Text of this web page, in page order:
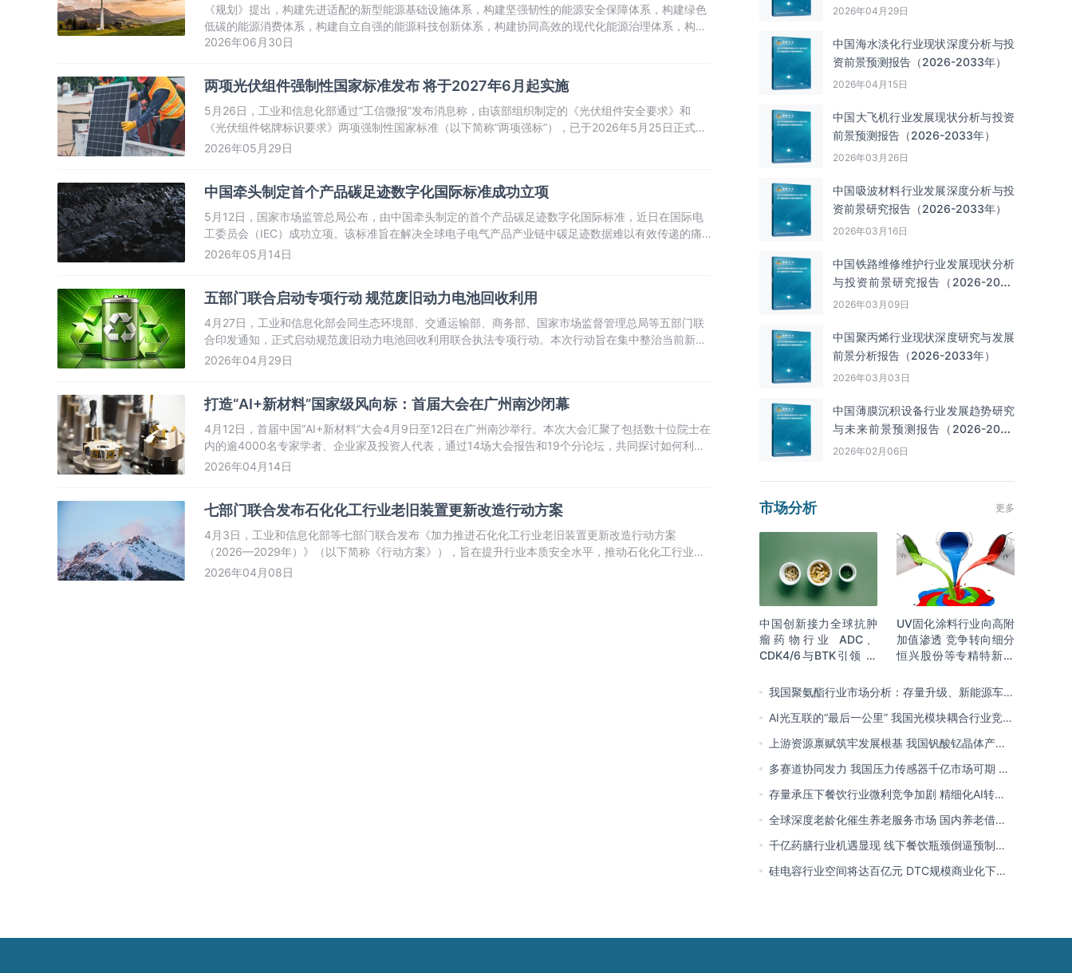
《规划》提出，构建先进适配的新型能源基础设施体系，构建坚强韧性的能源安全保障体系，构建绿色
低碳的能源消费体系，构建自立自强的能源科技创新体系，构建协同高效的现代化能源治理体系，构建
立体多元的能源国际合作体系。
2026年06月30日
两项光伏组件强制性国家标准发布 将于2027年6月起实施
5月26日，工业和信息化部通过“工信微报”发布消息称，由该部组织制定的《光伏组件安全要求》和
《光伏组件铭牌标识要求》两项强制性国家标准（以下简称“两项强标”），已于2026年5月25日正式发
布，并将于2027年6月1日起正式实施。此举将对规范光伏行业竞争秩序、推动产业升级发展发挥重要
2026年05月29日
中国牵头制定首个产品碳足迹数字化国际标准成功立项
5月12日，国家市场监管总局公布，由中国牵头制定的首个产品碳足迹数字化国际标准，近日在国际电
工委员会（IEC）成功立项。该标准旨在解决全球电子电气产品产业链中碳足迹数据难以有效传递的痛
点问题，推动绿色低碳信息在产业上下游的高效流通与互认。
2026年05月14日
五部门联合启动专项行动 规范废旧动力电池回收利用
4月27日，工业和信息化部会同生态环境部、交通运输部、商务部、国家市场监督管理总局等五部门联
合印发通知，正式启动规范废旧动力电池回收利用联合执法专项行动。本次行动旨在集中整治当前新能
源汽车废旧动力电池回收利用行业存在的突出问题，依法查处一批违法行为，进一步规范行业秩序、保
2026年04月29日
打造“AI+新材料”国家级风向标：首届大会在广州南沙闭幕
4月12日，首届中国“AI+新材料”大会4月9日至12日在广州南沙举行。本次大会汇聚了包括数十位院士在
内的逾4000名专家学者、企业家及投资人代表，通过14场大会报告和19个分论坛，共同探讨如何利用
人工智能技术推动中国新材料产业实现“换道超车”与跨越式发展。
2026年04月14日
七部门联合发布石化化工行业老旧装置更新改造行动方案
4月3日，工业和信息化部等七部门联合发布《加力推进石化化工行业老旧装置更新改造行动方案
（2026—2029年）》（以下简称《行动方案》），旨在提升行业本质安全水平，推动石化化工行业向
智能化、绿色化、融合化方向优化升级。
2026年04月08日
2026年04月29日
中国海水淡化行业现状深度分析与投
资前景预测报告（2026-2033年）
2026年04月15日
中国大飞机行业发展现状分析与投资
前景预测报告（2026-2033年）
2026年03月26日
中国吸波材料行业发展深度分析与投
资前景研究报告（2026-2033年）
2026年03月16日
中国铁路维修维护行业发展现状分析
与投资前景研究报告（2026-2033
年）
2026年03月09日
中国聚丙烯行业现状深度研究与发展
前景分析报告（2026-2033年）
2026年03月03日
中国薄膜沉积设备行业发展趋势研究
与未来前景预测报告（2026-2033
年）
2026年02月06日
市场分析 更多
中国创新接力全球抗肿
瘤药物行业 ADC、
CDK4/6与BTK引领 医
格局成型
UV固化涂料行业向高附
加值渗透 竞争转向细分
恒兴股份等专精特新小
我国聚氨酯行业市场分析：存量升级、新能源车增
量爆发与内需托底
AI光互联的“最后一公里” 我国光模块耦合行业竞争
处于三角博弈格局
上游资源禀赋筑牢发展根基 我国钒酸钇晶体产能
领跑全球 行业有望迎来高速发展
多赛道协同发力 我国压力传感器千亿市场可期 市
场结构将向MEMS产品倾斜
存量承压下餐饮行业微利竞争加剧 精细化AI转型
与多元业态破解成本剪刀差
全球深度老龄化催生养老服务市场 国内养老借职
业资格制度迈向品质规范化发展
千亿药膳行业机遇显现 线下餐饮瓶颈倒逼预制
化、零食化转型 企业开启整合新局
硅电容行业空间将达百亿元 DTC规模商业化下